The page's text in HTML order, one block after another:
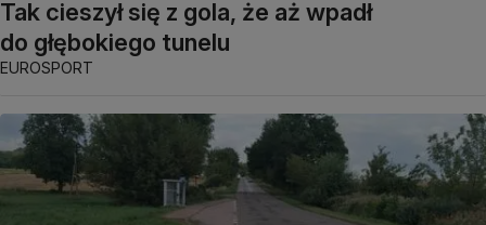
Tak cieszył się z gola, że aż wpadł
do głębokiego tunelu
EUROSPORT